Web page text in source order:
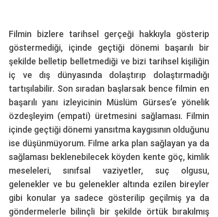
Filmin bizlere tarihsel gerçeği hakkıyla gösterip
göstermediği, içinde geçtiği dönemi başarılı bir
şekilde belletip belletmediği ve bizi tarihsel kişiliğin
iç ve dış dünyasında dolaştırıp dolaştırmadığı
tartışılabilir. Son sıradan başlarsak bence filmin en
başarılı yanı izleyicinin Müslüm Gürses’e yönelik
özdeşleyim (empati) üretmesini sağlaması. Filmin
içinde geçtiği dönemi yansıtma kaygısının olduğunu
ise düşünmüyorum. Filme arka plan sağlayan ya da
sağlaması beklenebilecek köyden kente göç, kimlik
meseleleri, sınıfsal vaziyetler, suç olgusu,
gelenekler ve bu gelenekler altında ezilen bireyler
gibi konular ya sadece gösterilip geçilmiş ya da
göndermelerle bilinçli bir şekilde örtük bırakılmış